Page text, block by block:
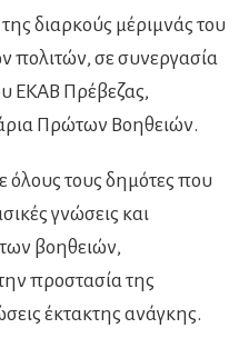
διαρκούς μέριμνάς του
πολιτών, σε συνεργασία
ΕΚΑΒ Πρέβεζας,
Πρώτων Βοηθειών.
όλους τους δημότες που
γνώσεις και
βοηθειών,
προστασία της
έκτακτης ανάγκης.